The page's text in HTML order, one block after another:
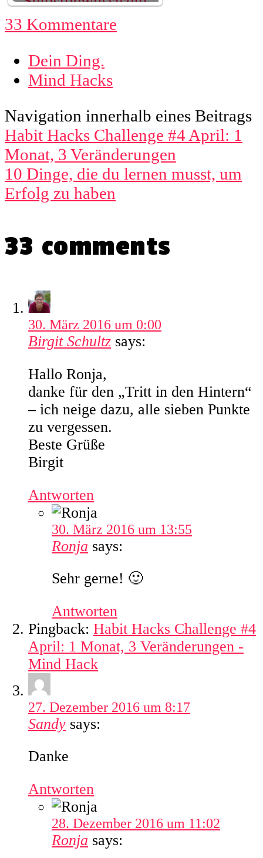
33 Kommentare
Dein Ding.
Mind Hacks
Navigation innerhalb eines Beitrags
Habit Hacks Challenge #4 April: 1
Monat, 3 Veränderungen
10 Dinge, die du lernen musst, um
Erfolg zu haben
33 comments
30. März 2016 um 0:00
Birgit Schultz says:
Hallo Ronja,
danke für den „Tritt in den Hintern“
– ich neige dazu, alle sieben Punkte
zu vergessen.
Beste Grüße
Birgit
Antworten
30. März 2016 um 13:55
Ronja says:
Sehr gerne! 🙂
Antworten
Pingback: Habit Hacks Challenge #4
April: 1 Monat, 3 Veränderungen -
Mind Hack
27. Dezember 2016 um 8:17
Sandy says:
Danke
Antworten
28. Dezember 2016 um 11:02
Ronja says: